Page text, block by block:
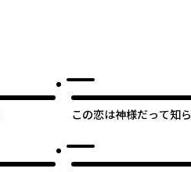
この恋は神様だって知